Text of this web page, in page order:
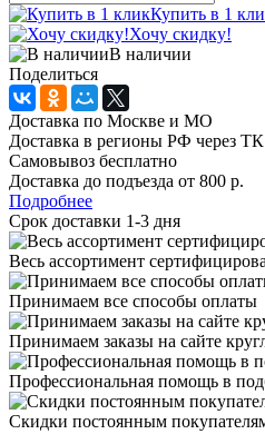
Купить в 1
Хочу скидку!
В наличии
Поделиться
Доставка по Москве и МО
Доставка в регионы РФ через ТК
Самовывоз бесплатно
Доставка до подъезда от 800 р.
Подробнее
Срок доставки 1-3 дня
Весь ассортимент
Принимаем все способы оплаты
Принимаем заказы на сайте
Профессиональная помощь в
Скидки постоянным